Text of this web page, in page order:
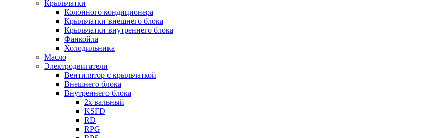
Крыльчатки
Колонного кондиционера
Крыльчатки внешнего блока
Крыльчатки внутреннего блока
Фанкойла
Холодильника
Масло
Электродвигатели
Вентилятор с крыльчаткой
Внешнего блока
Внутреннего блока
2х вальный
KSFD
RD
RPG